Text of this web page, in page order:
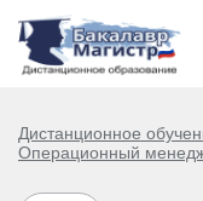
Дистанционное
Операционный